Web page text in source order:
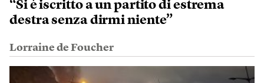
“Si è iscritto a un partito di estrema
destra senza dirmi niente”
Lorraine de Foucher